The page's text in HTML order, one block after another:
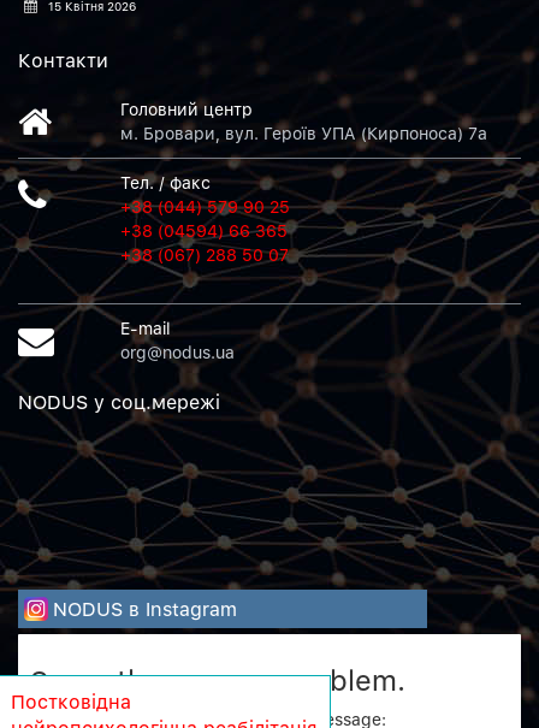
15 Квітня 2026
Контакти
Головний центр
м. Бровари, вул. Героїв УПА (Кирпоноса) 7а
Тел. / факс
+38 (044) 579 90 25
+38 (04594) 66 365
+38 (067) 288 50 07
E-mail
org@nodus.ua
NODUS у соц.мережi
NODUS в Instagram
Sorry, there was a problem.
Twitter returned the following error message:
Постковідна